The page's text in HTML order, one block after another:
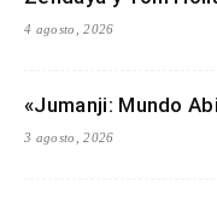
4 agosto, 2026
«Jumanji: Mundo
3 agosto, 2026